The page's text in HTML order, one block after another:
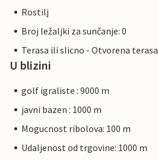
Rostilj
Broj ležaljki za sunčanje: 0
Terasa ili slicno - Otvorena terasa
U blizini
golf igraliste : 9000 m
javni bazen : 1000 m
Mogucnost ribolova: 100 m
Udaljenost od trgovine: 1000 m